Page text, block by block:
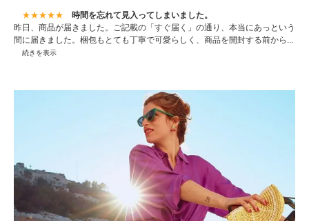
★★★★★
時間を忘れて見入ってしまいました。
昨日、商品が届きました。ご記載の「すぐ届く」の通り、本当にあっという
間に届きました。梱包もとても丁寧で可愛らしく、商品を開封する前から...
続きを表示